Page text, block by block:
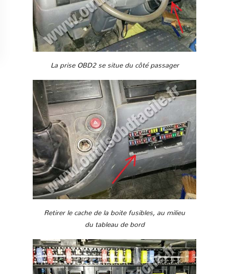
La prise OBD2 se situe du côté passager
Retirer le cache de la boite fusibles, au milieu
du tableau de bord